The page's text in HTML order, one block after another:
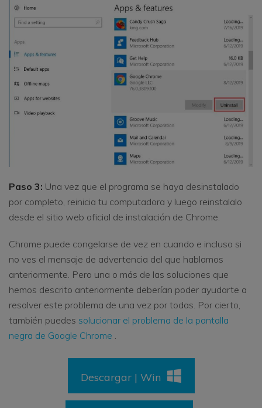
Paso 3: Una vez que el programa se haya desinstalado
por completo, reinicia tu computadora y luego reinstalalo
desde el sitio web oficial de instalación de Chrome.
Chrome puede congelarse de vez en cuando e incluso si
no ves el mensaje de advertencia del que hablamos
anteriormente. Pero una o más de las soluciones que
hemos descrito anteriormente deberían poder ayudarte a
resolver este problema de una vez por todas. Por cierto,
también puedes solucionar el problema de la pantalla
negra de Google Chrome .
Descargar | Win